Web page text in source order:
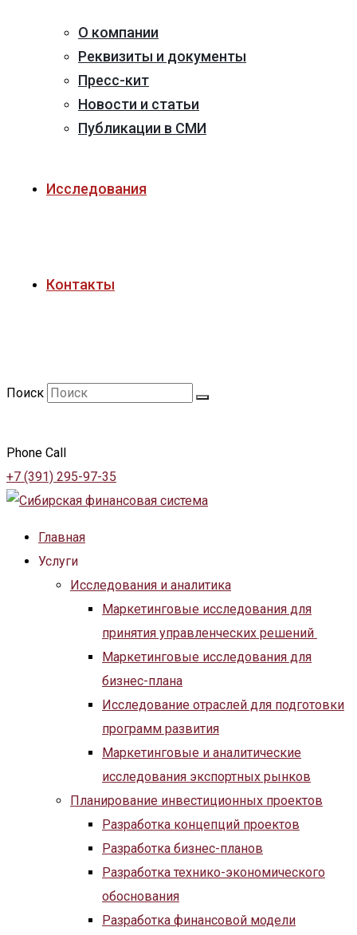
О компании
Реквизиты и документы
Пресс-кит
Новости и статьи
Публикации в СМИ
Исследования
Контакты
Поиск
Phone Call
+7 (391) 295-97-35
Главная
Услуги
Исследования и аналитика
Маркетинговые исследования для
принятия управленческих решений
Маркетинговые исследования для
бизнес-плана
Исследование отраслей для подготовки
программ развития
Маркетинговые и аналитические
исследования экспортных рынков
Планирование инвестиционных проектов
Разработка концепций проектов
Разработка бизнес-планов
Разработка технико-экономического
обоснования
Разработка финансовой модели